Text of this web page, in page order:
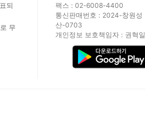
되
무
팩스 : 02-6008-4400
통신판매번호 : 2024-창원성
산-0703
개인정보 보호책임자 : 권혁일